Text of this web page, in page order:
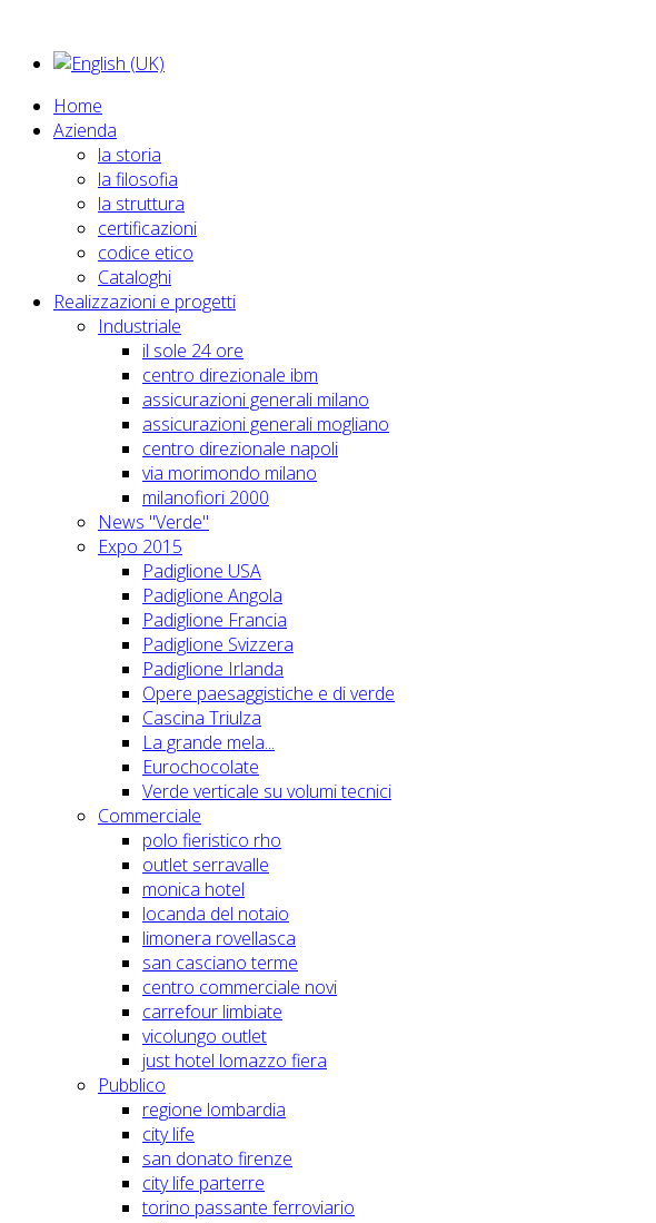
Home
Azienda
la storia
la filosofia
la struttura
certificazioni
codice etico
Cataloghi
Realizzazioni e progetti
Industriale
il sole 24 ore
centro direzionale ibm
assicurazioni generali milano
assicurazioni generali mogliano
centro direzionale napoli
via morimondo milano
milanofiori 2000
News "Verde"
Expo 2015
Padiglione USA
Padiglione Angola
Padiglione Francia
Padiglione Svizzera
Padiglione Irlanda
Opere paesaggistiche e di verde
Cascina Triulza
La grande mela...
Eurochocolate
Verde verticale su volumi tecnici
Commerciale
polo fieristico rho
outlet serravalle
monica hotel
locanda del notaio
limonera rovellasca
san casciano terme
centro commerciale novi
carrefour limbiate
vicolungo outlet
just hotel lomazzo fiera
Pubblico
regione lombardia
city life
san donato firenze
city life parterre
torino passante ferroviario